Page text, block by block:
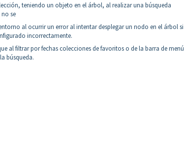
teniendo un objeto en el árbol, al realizar una búsqueda
se
al ocurrir un error al intentar desplegar un nodo en el árbol si
incorrectamente.
al filtrar por fechas colecciones de favoritos o de la barra de menú
búsqueda.